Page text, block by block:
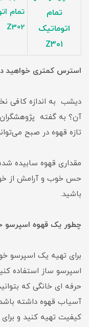
تمام
اتوماتیک
Z301
تمام
Z302
استرس کمتری خواهید
دیشب به اندازه کافی
آن؟ به گفته
تازه قهوه در صبح
مقداری قهوه سابیده
حس خوب و آرامش از
باشید.
چطور یک قهوه اسپرسو
برای تهیه یک اسپرسو
اسپرسو ساز استفاده
حرفه ای خانگی که
آسیاب قهوه داشته باشد
کیفیت تهیه کنید و برای